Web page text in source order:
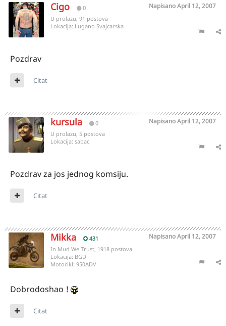
Cigo 0 NapisanoApril 12, 2007
U prolazu, 91 postova
Lokacija: Lugano Svajcarska
Pozdrav
Citat
kursula 0 NapisanoApril 12, 2007
U prolazu, 5 postova
Lokacija: sabac
Pozdrav za jos jednog komsiju.
Citat
Mikka 431 NapisanoApril 12, 2007
In Mud We Trust, 1918 postova
Lokacija: BGD
Motocikl: 950ADV
Dobrodoshao !
Citat